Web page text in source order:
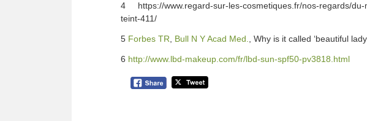
4 https://www.regard-sur-les-cosmetiques.fr/nos-regards/du-
teint-411/
5 Forbes TR Bull N Y Acad Med. , Why is it called ‘beautiful
6 http://www.lbd-makeup.com/fr/lbd-sun-spf50-pv3818.html